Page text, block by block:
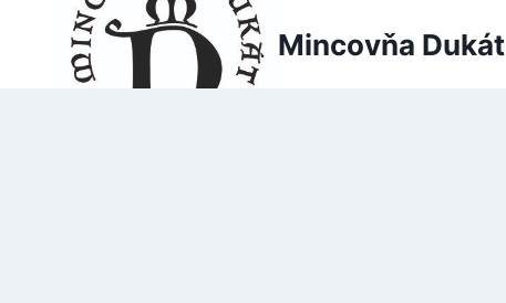
Mincovňa Dukát